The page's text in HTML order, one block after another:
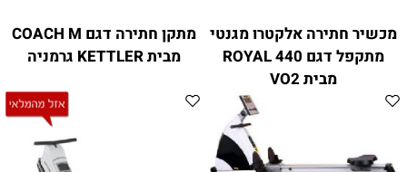
מכשיר חתירה אלקטרו מגנטי
מתקפל דגם ROYAL 440
מבית VO2
מתקן חתירה דגם COACH M
מבית KETTLER גרמניה